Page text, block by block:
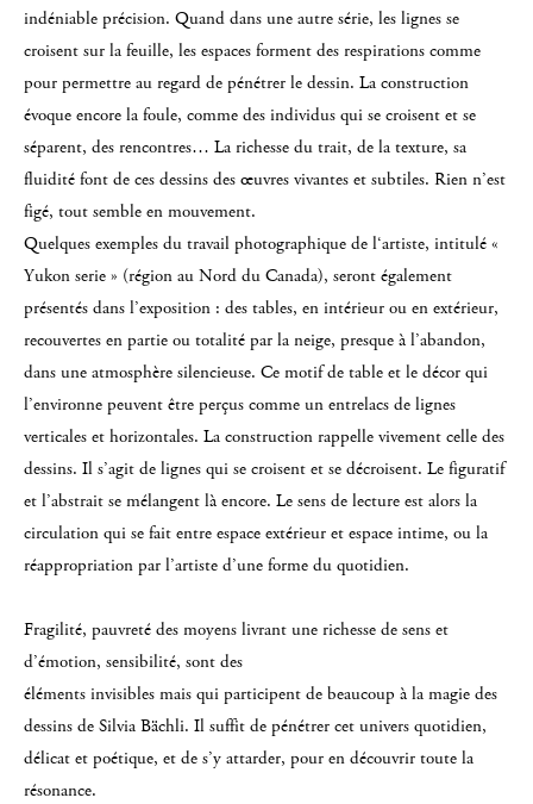
indéniable précision. Quand dans une autre série, les lignes se
croisent sur la feuille, les espaces forment des respirations comme
pour permettre au regard de pénétrer le dessin. La construction
évoque encore la foule, comme des individus qui se croisent et se
séparent, des rencontres… La richesse du trait, de la texture, sa
fluidité font de ces dessins des œuvres vivantes et subtiles. Rien n’est
figé, tout semble en mouvement.
Quelques exemples du travail photographique de l‘artiste, intitulé «
Yukon serie » (région au Nord du Canada), seront également
présentés dans l’exposition : des tables, en intérieur ou en extérieur,
recouvertes en partie ou totalité par la neige, presque à l’abandon,
dans une atmosphère silencieuse. Ce motif de table et le décor qui
l’environne peuvent être perçus comme un entrelacs de lignes
verticales et horizontales. La construction rappelle vivement celle des
dessins. Il s’agit de lignes qui se croisent et se décroisent. Le figuratif
et l’abstrait se mélangent là encore. Le sens de lecture est alors la
circulation qui se fait entre espace extérieur et espace intime, ou la
réappropriation par l’artiste d’une forme du quotidien.
Fragilité, pauvreté des moyens livrant une richesse de sens et
d’émotion, sensibilité, sont des
éléments invisibles mais qui participent de beaucoup à la magie des
dessins de Silvia Bächli. Il suffit de pénétrer cet univers quotidien,
délicat et poétique, et de s’y attarder, pour en découvrir toute la
résonance.